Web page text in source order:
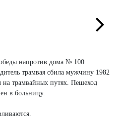
напротив дома № 100
трамвая сбила мужчину 1982
на трамвайных путях. Пешеход
в больницу.